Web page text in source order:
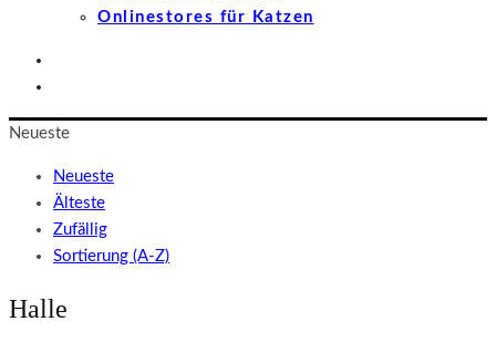
Onlinestores für Katzen
Neueste
Neueste
Älteste
Zufällig
Sortierung (A-Z)
Halle